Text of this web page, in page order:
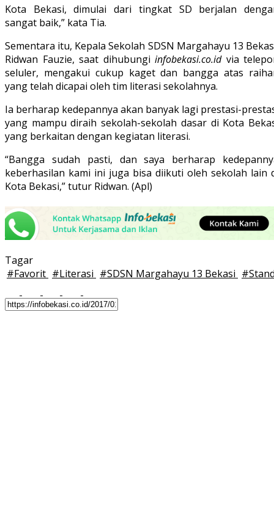
Kota Bekasi, dimulai dari tingkat SD berjalan
sangat baik,” kata Tia.
Sementara itu, Kepala Sekolah SDSN Margahayu 13
Ridwan Fauzie, saat dihubungi infobekasi.co.idvia
seluler, mengakui cukup kaget dan bangga atas
yang telah dicapai oleh tim literasi sekolahnya.
Ia berharap kedepannya akan banyak lagi prestasi-
yang mampu diraih sekolah-sekolah dasar di Kota
yang berkaitan dengan kegiatan literasi.
“Bangga sudah pasti, dan saya berharap
keberhasilan kami ini juga bisa diikuti oleh sekolah lain
Kota Bekasi,” tutur Ridwan. (Apl)
Tagar
#Favorit #Literasi #SDSN Margahayu 13 Bekasi #